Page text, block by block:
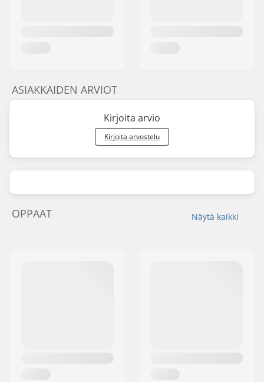
ASIAKKAIDEN ARVIOT
Kirjoita arvio
Kirjoita arvostelu
Näytä kaikki
OPPAAT